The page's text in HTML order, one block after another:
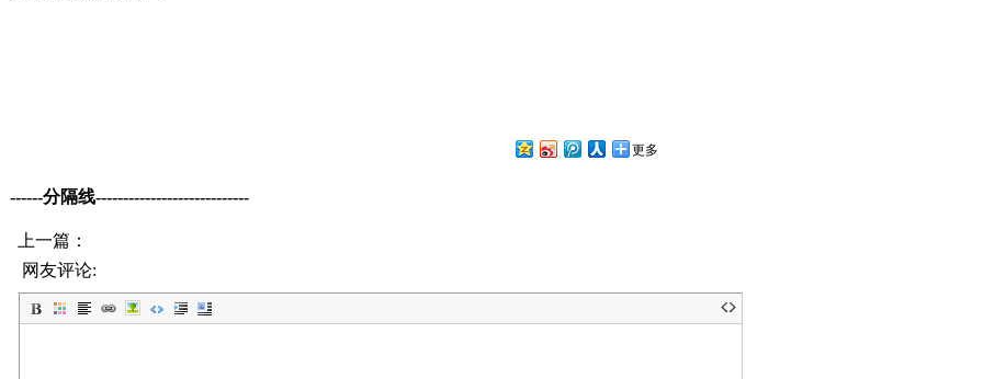
更多
------分隔线----------------------------
上一篇：
网友评论: